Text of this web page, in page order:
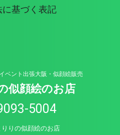
基づく表記
ベント出張大阪・似顔絵販売
似顔絵のお店
5004
りの似顔絵のお店